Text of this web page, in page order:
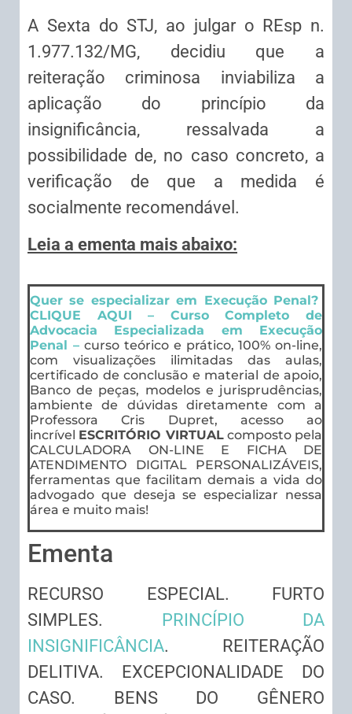
​A Sexta do STJ, ao julgar o REsp n.
1.977.132/MG, decidiu que a
reiteração criminosa inviabiliza a
aplicação do princípio da
insignificância, ressalvada a
possibilidade de, no caso concreto, a
verificação de que a medida é
socialmente recomendável.
Leia a ementa mais abaixo:
Quer se especializar em Execução Penal?
CLIQUE AQUI – Curso Completo de
Advocacia Especializada em Execução
Penal –curso teórico e prático, 100% on-line,
com visualizações ilimitadas das aulas,
certificado de conclusão e material de apoio,
Banco de peças, modelos e jurisprudências,
ambiente de dúvidas diretamente com a
Professora Cris Dupret, acesso ao
incrível ESCRITÓRIO VIRTUALcomposto pela
CALCULADORA ON-LINE E FICHA DE
ATENDIMENTO DIGITAL PERSONALIZÁVEIS,
ferramentas que facilitam demais a vida do
advogado que deseja se especializar nessa
área e muito mais!
Ementa
RECURSO ESPECIAL. FURTO
SIMPLES.
PRINCÍPIO DA
INSIGNIFICÂNCIA. REITERAÇÃO
DELITIVA. EXCEPCIONALIDADE DO
CASO. BENS DO GÊNERO